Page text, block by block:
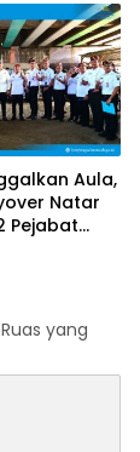
OKI
Aula,
Natar
Pejabat
Ruas yang